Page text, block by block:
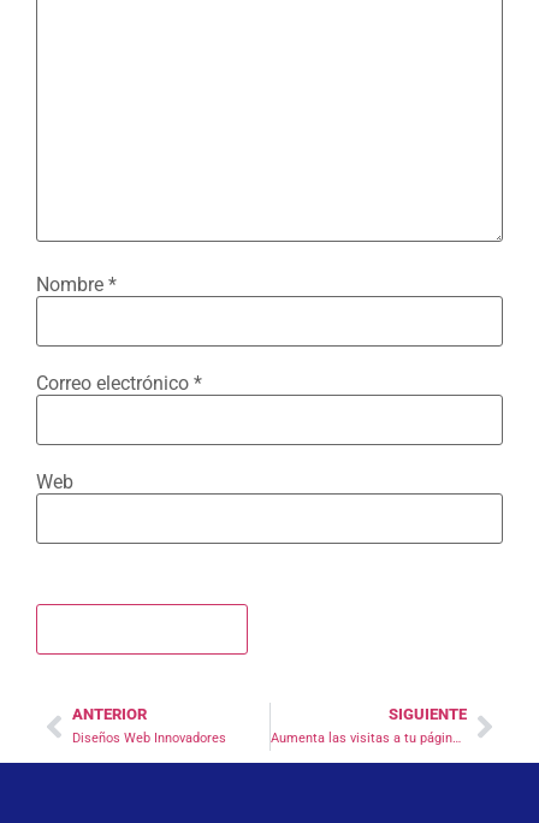
Nombre *
Correo electrónico *
Web
ANTERIOR
Diseños Web Innovadores
SIGUIENTE
Aumenta las visitas a tu página o blog así de fácil